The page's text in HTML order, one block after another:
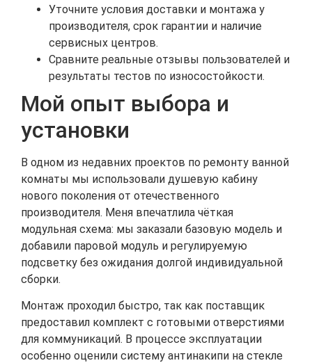
Уточните условия доставки и монтажа у
производителя, срок гарантии и наличие
сервисных центров.
Сравните реальные отзывы пользователей и
результаты тестов по износостойкости.
Мой опыт выбора и
установки
В одном из недавних проектов по ремонту ванной
комнаты мы использовали душевую кабину
нового поколения от отечественного
производителя. Меня впечатлила чёткая
модульная схема: мы заказали базовую модель и
добавили паровой модуль и регулируемую
подсветку без ожидания долгой индивидуальной
сборки.
Монтаж проходил быстро, так как поставщик
предоставил комплект с готовыми отверстиями
для коммуникаций. В процессе эксплуатации
особенно оценили систему антинакипи на стекле